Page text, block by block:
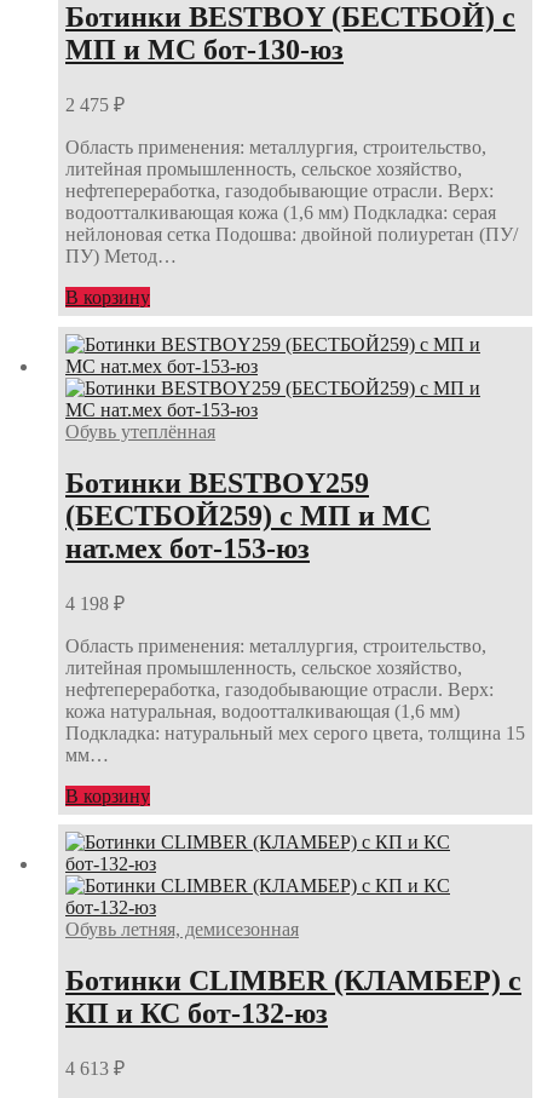
Ботинки BESTBOY (БЕСТБОЙ) с
МП и МС бот-130-юз
2 475 ₽
Область применения: металлургия, строительство,
литейная промышленность, сельское хозяйство,
нефтепереработка, газодобывающие отрасли. Верх:
водоотталкивающая кожа (1,6 мм) Подкладка: серая
нейлоновая сетка Подошва: двойной полиуретан (ПУ/
ПУ) Метод…
В корзину
Обувь утеплённая
Ботинки BESTBOY259
(БЕСТБОЙ259) с МП и МС
нат.мех бот-153-юз
4 198 ₽
Область применения: металлургия, строительство,
литейная промышленность, сельское хозяйство,
нефтепереработка, газодобывающие отрасли. Верх:
кожа натуральная, водоотталкивающая (1,6 мм)
Подкладка: натуральный мех серого цвета, толщина 15
мм…
В корзину
Обувь летняя, демисезонная
Ботинки CLIMBER (КЛАМБЕР) с
КП и КС бот-132-юз
4 613 ₽